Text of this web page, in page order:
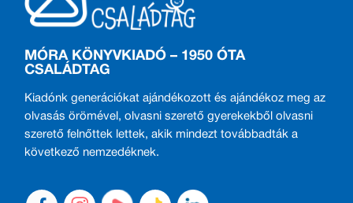
MÓRA KÖNYVKIADÓ – 1950 ÓTA
CSALÁDTAG
Kiadónk generációkat ajándékozott és ajándékoz meg az
olvasás örömével, olvasni szerető gyerekekből olvasni
szerető felnőttek lettek, akik mindezt továbbadták a
következő nemzedéknek.